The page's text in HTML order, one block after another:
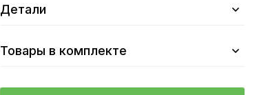
Детали
Товары в комплекте